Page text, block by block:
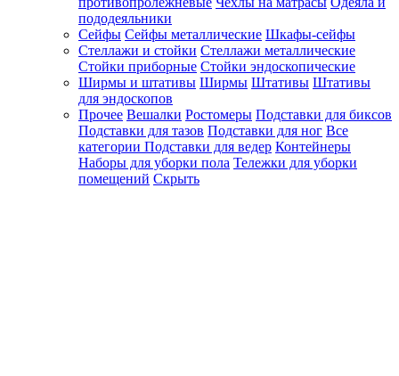
пододеяльники
Сейфы Сейфы металлические Шкафы-сейфы
Стеллажи и стойки Стеллажи металлические
Стойки приборные Стойки эндоскопические
Ширмы и штативы Ширмы Штативы Штативы
для эндоскопов
Прочее Вешалки Ростомеры Подставки для биксов
Подставки для тазов Подставки для ног Все
категории Подставки для ведер Контейнеры
Наборы для уборки пола Тележки для уборки
помещений Скрыть